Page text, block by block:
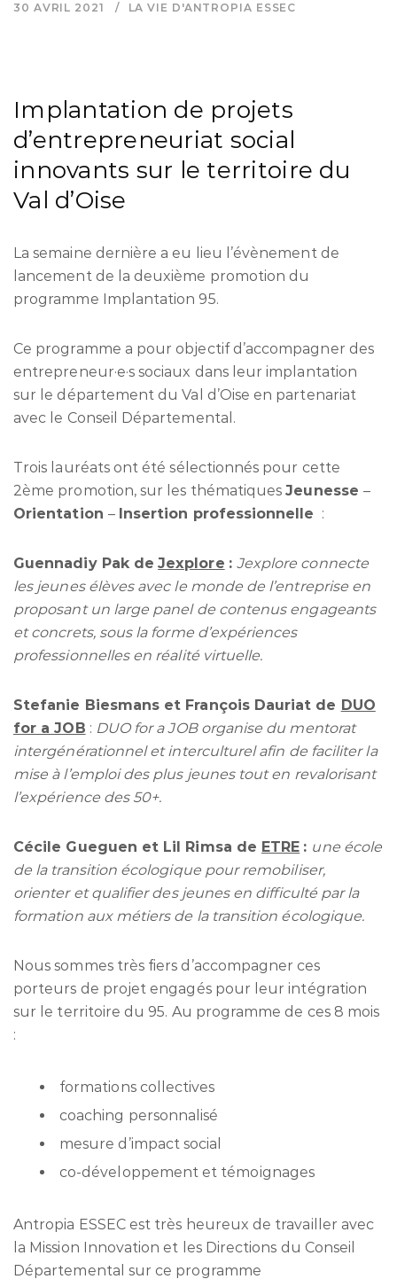
30 AVRIL 2021 LA VIE D'ANTROPIA ESSEC
Implantation de projets
d’entrepreneuriat social
innovants sur le territoire du
Val d’Oise
La semaine dernière a eu lieu l’évènement de
lancement de la deuxième promotion du
programme Implantation 95.
Ce programme a pour objectif d’accompagner des
entrepreneur·e·s sociaux dans leur implantation
sur le département du Val d’Oise en partenariat
avec le Conseil Départemental.
Trois lauréats ont été sélectionnés pour cette
2ème promotion, sur les thématiquesJeunesse –
Orientation – Insertion professionnelle :
Guennadiy Pak de Jexplore : Jexplore connecte
les jeunes élèves avec le monde de l’entreprise en
proposant un large panel de contenus engageants
et concrets, sous la forme d’expériences
professionnelles en réalité virtuelle.
Stefanie Biesmans et François Dauriat de DUO
for a JOB : DUO for a JOB organise du mentorat
intergénérationnel et interculturel afin de faciliter la
mise à l’emploi des plus jeunes tout en revalorisant
l’expérience des 50+.
Cécile Gueguen et Lil Rimsa de ETRE : une école
de la transition écologique pour remobiliser,
orienter et qualifier des jeunes en difficulté par la
formation aux métiers de la transition écologique.
Nous sommes très fiers d’accompagner ces
porteurs de projet engagés pour leur intégration
sur le territoire du 95. Au programme de ces 8 mois
:
formations collectives
coaching personnalisé
mesure d’impact social
co-développement et témoignages
Antropia ESSEC est très heureux de travailler avec
la Mission Innovation et les Directions du Conseil
Départemental sur ce programme